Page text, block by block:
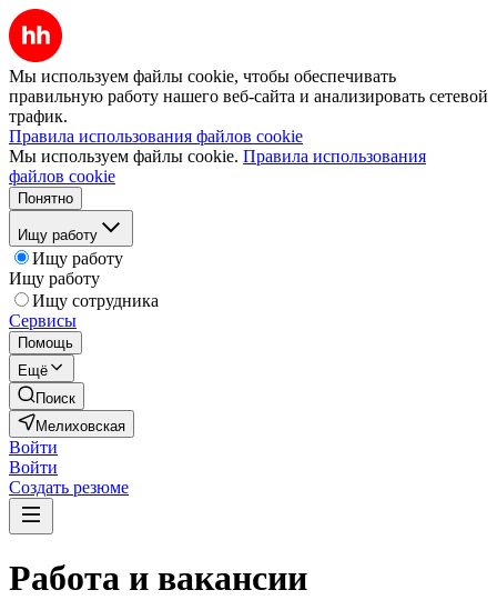
Мы используем файлы cookie, чтобы обеспечивать
правильную работу нашего веб-сайта и анализировать сетевой
трафик.
Правила использования файлов cookie
Мы используем файлы cookie. Правила использования
файлов cookie
Понятно
Ищу работу
Ищу работу
Ищу работу
Ищу сотрудника
Сервисы
Помощь
Ещё
Поиск
Мелиховская
Войти
Войти
Создать резюме
Работа и вакансии